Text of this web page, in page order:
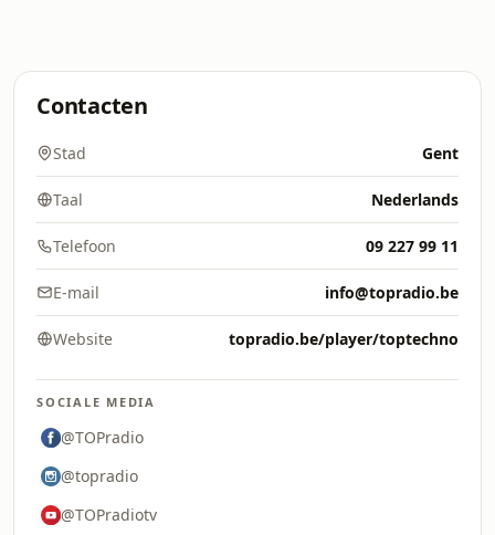
Contacten
Stad Gent
Taal Nederlands
Telefoon 09 227 99 11
E-mail info@topradio.be
Website topradio.be/player/toptechno
SOCIALE MEDIA
@TOPradio
@topradio
@TOPradiotv